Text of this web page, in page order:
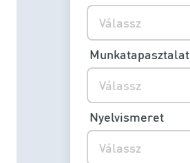
Válassz
Válassz
Munkatapasztalat
Válassz
Nyelvismeret